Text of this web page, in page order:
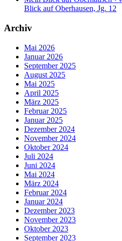
Blick auf Oberhausen, Jg. 12
Archiv
Mai 2026
Januar 2026
September 2025
August 2025
Mai 2025
April 2025
März 2025
Februar 2025
Januar 2025
Dezember 2024
November 2024
Oktober 2024
Juli 2024
Juni 2024
Mai 2024
März 2024
Februar 2024
Januar 2024
Dezember 2023
November 2023
Oktober 2023
September 2023